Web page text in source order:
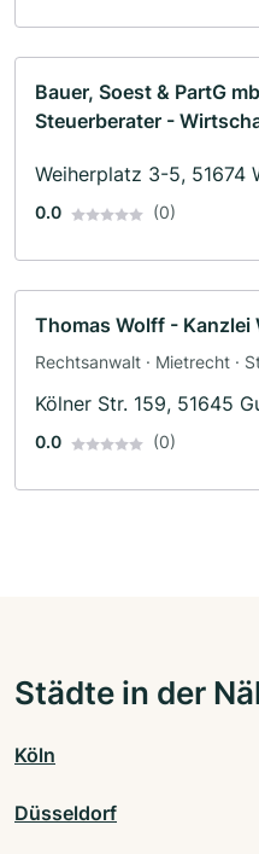
Bauer, Soest & PartG
Steuerberater -
Weiherplatz 3-5, 51674
0.0 (0)
Thomas Wolff - Kanzlei
Rechtsanwalt · Mietrecht ·
Kölner Str. 159, 51645
0.0 (0)
Städte in der
Köln
Düsseldorf